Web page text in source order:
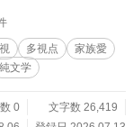
譚に当たりますが、こ
め、1話内で意図的に視
・土の20:50更新です*\(^o^)/*
多視点
家族愛
純文学
0
文字数 26,419